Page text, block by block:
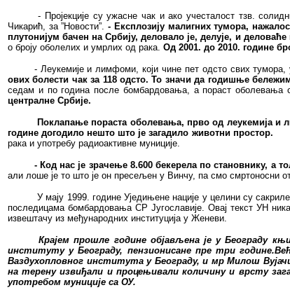
- Пројекције су ужасне чак и ако учесталост тзв.
Чикарић, за ”Новости”.- Експлозију малигних тумора,
плутонијум бачен на Србију, деловало је, делује, и
о броју оболелих и умрлих од рака. Од 2001. до 2010. године
- Леукемије и лимфоми, који чине пет одсто свих
ових болести чак за 118 одсто. То значи да годишње
седам и по година после бомбардовања, а пораст
централне Србије.
Поклапање пораста оболевања, прво од леукемија и
године догодило нешто што је загадило животни простор.
рака и употребу радиоактивне муниције.
- Код нас је зрачење 8.600 бекерела по становнику, а
али лоше је то што је он пресељен у Винчу, па смо смртоносни
У мају 1999. године Уједињене нације у целини су
последицама бомбардовања СР Југославије. Овај текст УН
извештачу из међународних институција у Женеви.
Крајем прошле године објављена је у Београду
институту у Београду, пензионисане пре три
Ваздухопловног института у Београду, и мр Милош
на терену извиђали и процењивали количину и врсту
употребом муниције са ОУ.